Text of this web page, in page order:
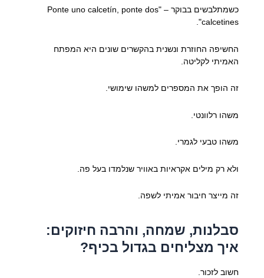
כשמתלבשים בבוקר – "Ponte uno calcetín, ponte dos
calcetines".
החשיפה החוזרת ונשנית בהקשרים שונים היא המפתח
האמיתי לקליטה.
זה הופך את המספרים למשהו שימושי.
משהו רלוונטי.
משהו טבעי לגמרי.
ולא רק מילים אקראיות באוויר שנלמדו בעל פה.
זה מייצר חיבור אמיתי לשפה.
סבלנות, שמחה, והרבה חיזוקים:
איך מצליחים בגדול בכיף?
חשוב לזכור.